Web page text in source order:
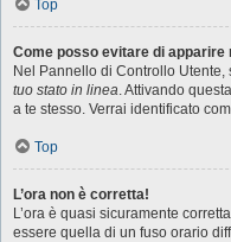
Top
Come posso evitare di apparire
Nel Pannello di Controllo Utente,
tuo stato in linea. Attivando
a te stesso. Verrai identificato
Top
L’ora non è corretta!
L’ora è quasi sicuramente
essere quella di un fuso orario